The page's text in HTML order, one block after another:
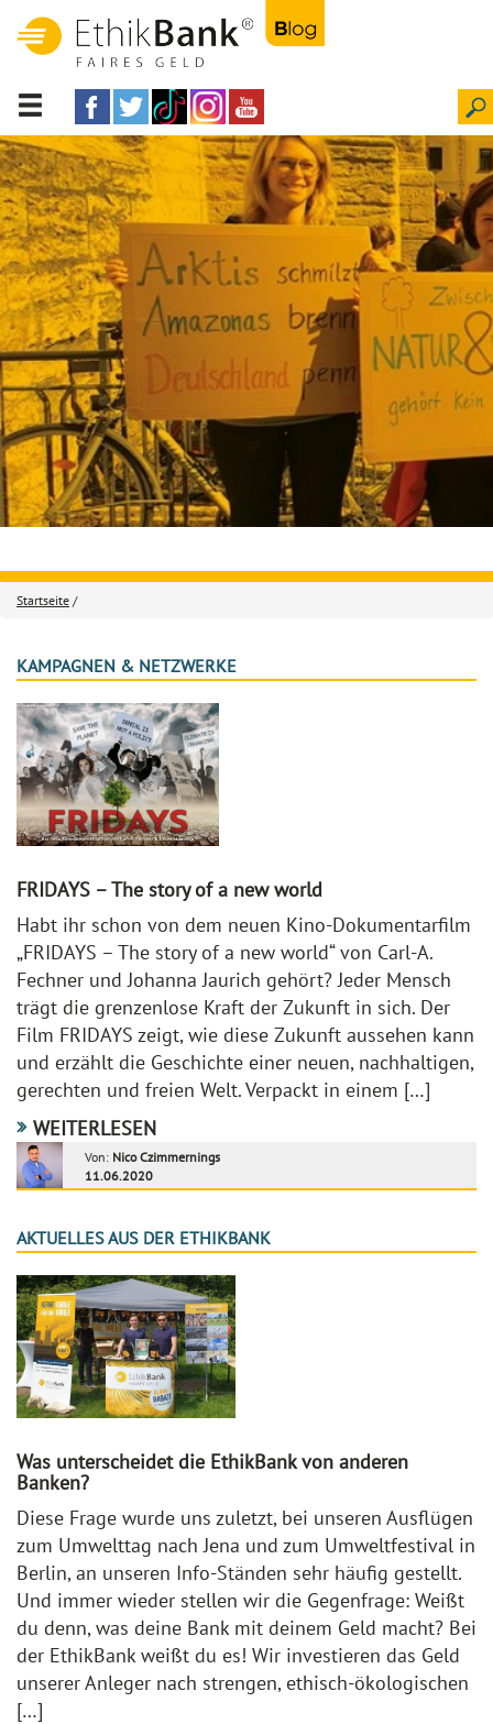
Startseite /
KAMPAGNEN & NETZWERKE
FRIDAYS – The story of a new world
Habt ihr schon von dem neuen Kino-Dokumentarfilm
„FRIDAYS – The story of a new world“ von Carl-A.
Fechner und Johanna Jaurich gehört? Jeder Mensch
trägt die grenzenlose Kraft der Zukunft in sich. Der
Film FRIDAYS zeigt, wie diese Zukunft aussehen kann
und erzählt die Geschichte einer neuen, nachhaltigen,
gerechten und freien Welt. Verpackt in einem […]
WEITERLESEN
Von: Nico Czimmernings
11.06.2020
AKTUELLES AUS DER ETHIKBANK
Was unterscheidet die EthikBank von anderen
Banken?
Diese Frage wurde uns zuletzt, bei unseren Ausflügen
zum Umwelttag nach Jena und zum Umweltfestival in
Berlin, an unseren Info-Ständen sehr häufig gestellt.
Und immer wieder stellen wir die Gegenfrage: Weißt
du denn, was deine Bank mit deinem Geld macht? Bei
der EthikBank weißt du es! Wir investieren das Geld
unserer Anleger nach strengen, ethisch-ökologischen
[…]